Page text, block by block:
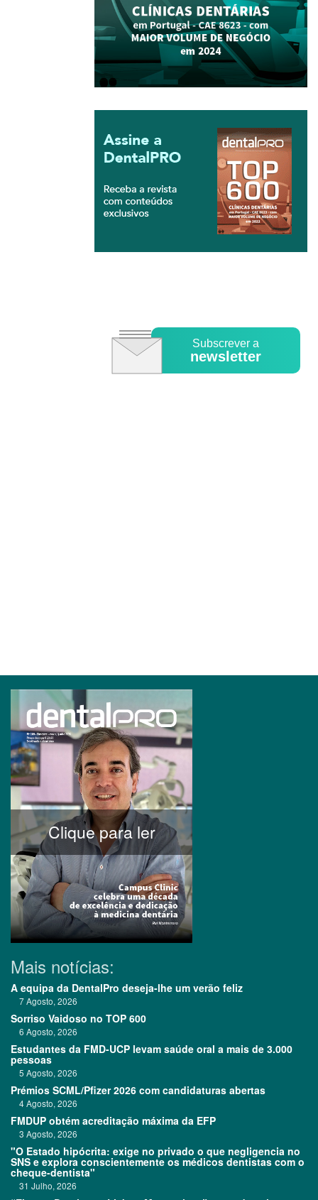
Subscrever a
newsletter
Clique para ler
Mais notícias:
A equipa da DentalPro deseja-lhe um verão feliz
7 Agosto, 2026
Sorriso Vaidoso no TOP 600
6 Agosto, 2026
Estudantes da FMD-UCP levam saúde oral a mais de 3.000
pessoas
5 Agosto, 2026
Prémios SCML/Pfizer 2026 com candidaturas abertas
4 Agosto, 2026
FMDUP obtém acreditação máxima da EFP
3 Agosto, 2026
"O Estado hipócrita: exige no privado o que negligencia no
SNS e explora conscientemente os médicos dentistas com o
cheque-dentista"
31 Julho, 2026